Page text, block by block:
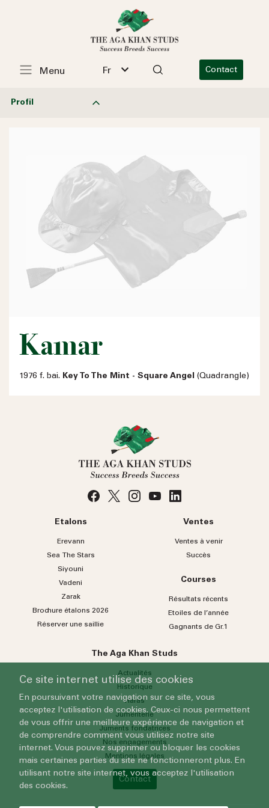
Fr Contact
Menu
Profil
Kamar
1976 f. bai. Key To The Mint - Square Angel (Quadrangle)
Etalons
Erevann
Sea TheStars
Siyouni
Vadeni
Zarak
Brochure étalons 2026
Réserver une saillie
Ventes
Ventes à venir
Succès
Courses
Résultats récents
Etoiles de l’année
Gagnants de Gr.1
The Aga Khan Studs
Actualités
Historique
Haras
Jumenterie
Juments fondatrices
Nos engagements
Mentions légales
Contact
Ce site internet utilise des cookies
En poursuivant votre navigation sur ce site, vous
acceptez l'utilisation de cookies. Ceux-ci nous permettent
de vous offrir une meilleure expérience de navigation et
de comprendre comment vous utilisez notre site
internet. Vous pouvez supprimer ou bloquer les cookies
mais certaines parties du site ne fonctionneront plus. En
utilisant notre site internet, vous acceptez l'utilisation
des cookies.